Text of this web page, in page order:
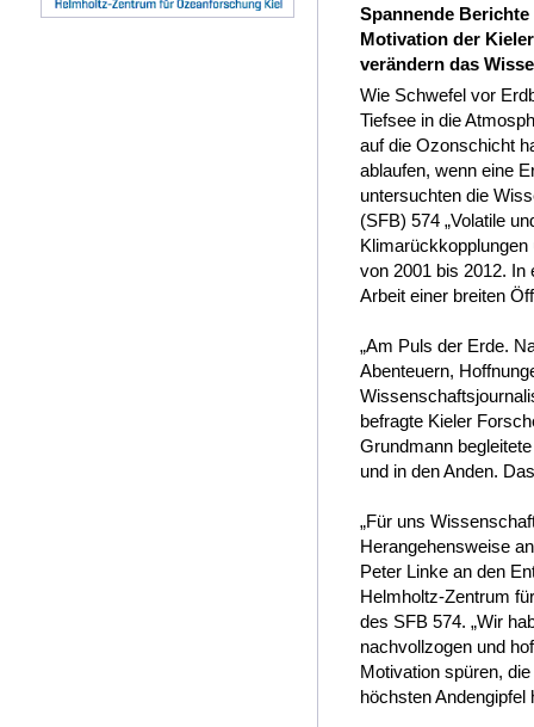
Spannende
Motivation der
verändern das
Wie Schwefel vor
Tiefsee in die
auf die Ozonschicht
ablaufen, wenn eine
untersuchten die
(SFB) 574 „Volatile
von 2001 bis 2012. In
Arbeit einer breiten
„Am Puls der Erde.
Abenteuern,
befragte Kieler
Grundmann
und in den Anden.
„Für uns
Herangehensweise
Peter Linke an den
Helmholtz-Zentrum
des SFB 574. „Wir
nachvollzogen und
Motivation spüren,
höchsten Andengipfel